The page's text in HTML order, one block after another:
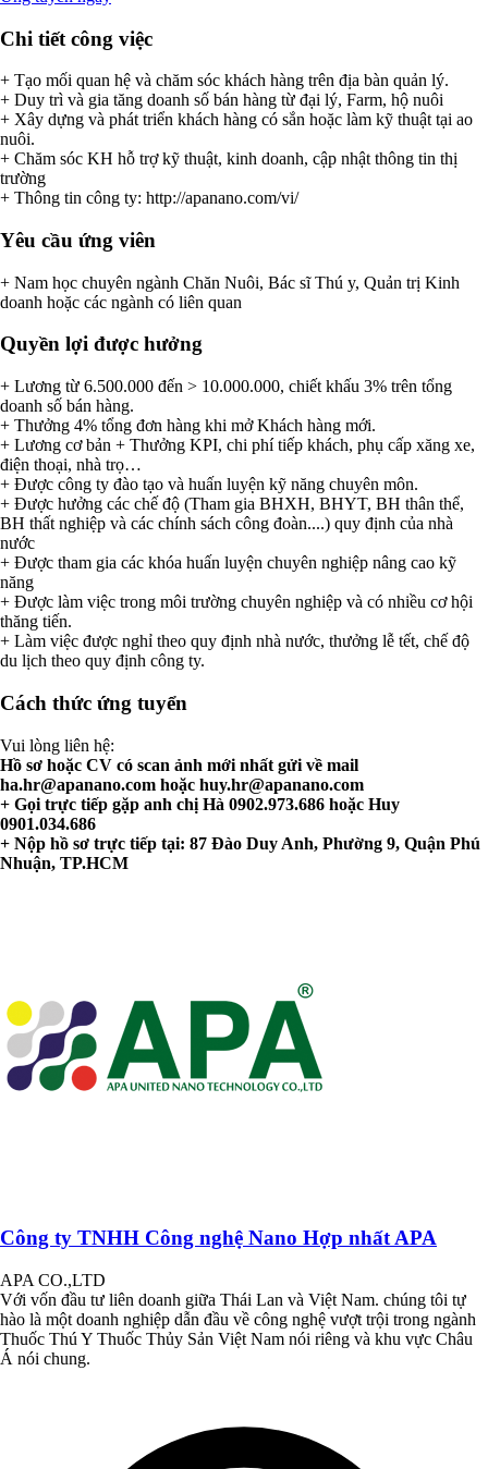
Chi tiết công việc
+ Tạo mối quan hệ và chăm sóc khách hàng trên địa bàn quản lý.
+ Duy trì và gia tăng doanh số bán hàng từ đại lý, Farm, hộ nuôi
+ Xây dựng và phát triển khách hàng có sắn hoặc làm kỹ thuật tại ao
nuôi.
+ Chăm sóc KH hỗ trợ kỹ thuật, kinh doanh, cập nhật thông tin thị
trường
+ Thông tin công ty: http://apanano.com/vi/
Yêu cầu ứng viên
+ Nam học chuyên ngành Chăn Nuôi, Bác sĩ Thú y, Quản trị Kinh
doanh hoặc các ngành có liên quan
Quyền lợi được hưởng
+ Lương từ 6.500.000 đến > 10.000.000, chiết khấu 3% trên tổng
doanh số bán hàng.
+ Thưởng 4% tổng đơn hàng khi mở Khách hàng mới.
+ Lương cơ bản + Thưởng KPI, chi phí tiếp khách, phụ cấp xăng xe,
điện thoại, nhà trọ…
+ Được công ty đào tạo và huấn luyện kỹ năng chuyên môn.
+ Được hưởng các chế độ (Tham gia BHXH, BHYT, BH thân thể,
BH thất nghiệp và các chính sách công đoàn....) quy định của nhà
nước
+ Được tham gia các khóa huấn luyện chuyên nghiệp nâng cao kỹ
năng
+ Được làm việc trong môi trường chuyên nghiệp và có nhiều cơ hội
thăng tiến.
+ Làm việc được nghỉ theo quy định nhà nước, thưởng lễ tết, chế độ
du lịch theo quy định công ty.
Cách thức ứng tuyển
Vui lòng liên hệ:
Hồ sơ hoặc CV có scan ảnh mới nhất gửi về mail
ha.hr@apanano.com hoặc huy.hr@apanano.com
+ Gọi trực tiếp gặp anh chị Hà 0902.973.686 hoặc Huy
0901.034.686
+ Nộp hồ sơ trực tiếp tại: 87 Đào Duy Anh, Phường 9, Quận Phú
Nhuận, TP.HCM
Công ty TNHH Công nghệ Nano Hợp nhất APA
APA CO.,LTD
Với vốn đầu tư liên doanh giữa Thái Lan và Việt Nam. chúng tôi tự
hào là một doanh nghiệp dẫn đầu về công nghệ vượt trội trong ngành
Thuốc Thú Y Thuốc Thủy Sản Việt Nam nói riêng và khu vực Châu
Á nói chung.